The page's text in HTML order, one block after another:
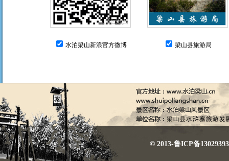
水泊梁山新浪官方微博 梁山县旅游局
© 2013-鲁ICP备